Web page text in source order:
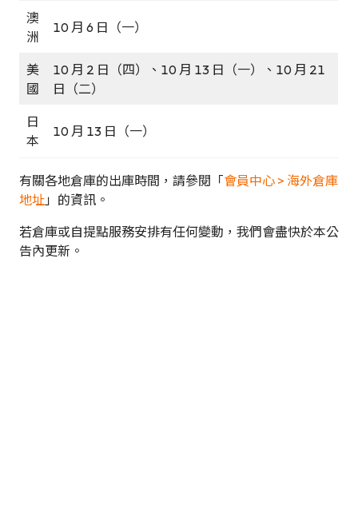
澳
洲
10 月 6 日（一）
美
國
10 月 2 日（四）、10 月 13 日（一）、10 月 21
日（二）
日
本
10 月 13 日（一）
有關各地倉庫的出庫時間，請參閱「會員中心 > 海外倉庫
地址」的資訊。
若倉庫或自提點服務安排有任何變動，我們會盡快於本公
告內更新。